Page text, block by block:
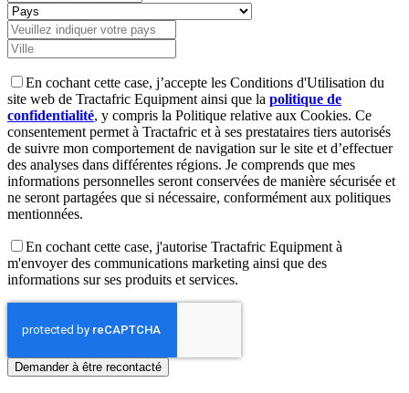
En cochant cette case, j’accepte les Conditions d'Utilisation du
site web de Tractafric Equipment ainsi que la politique de
confidentialité, y compris la Politique relative aux Cookies. Ce
consentement permet à Tractafric et à ses prestataires tiers autorisés
de suivre mon comportement de navigation sur le site et d’effectuer
des analyses dans différentes régions. Je comprends que mes
informations personnelles seront conservées de manière sécurisée et
ne seront partagées que si nécessaire, conformément aux politiques
mentionnées.
En cochant cette case, j'autorise Tractafric Equipment à
m'envoyer des communications marketing ainsi que des
informations sur ses produits et services.